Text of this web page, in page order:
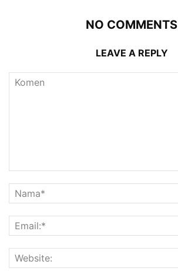
NO COMMENTS
LEAVE A REPLY